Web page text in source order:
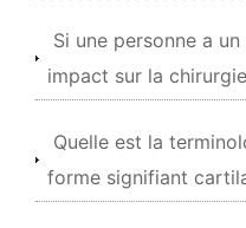
Si une personne a
impact sur la
Quelle est la
forme signifiant